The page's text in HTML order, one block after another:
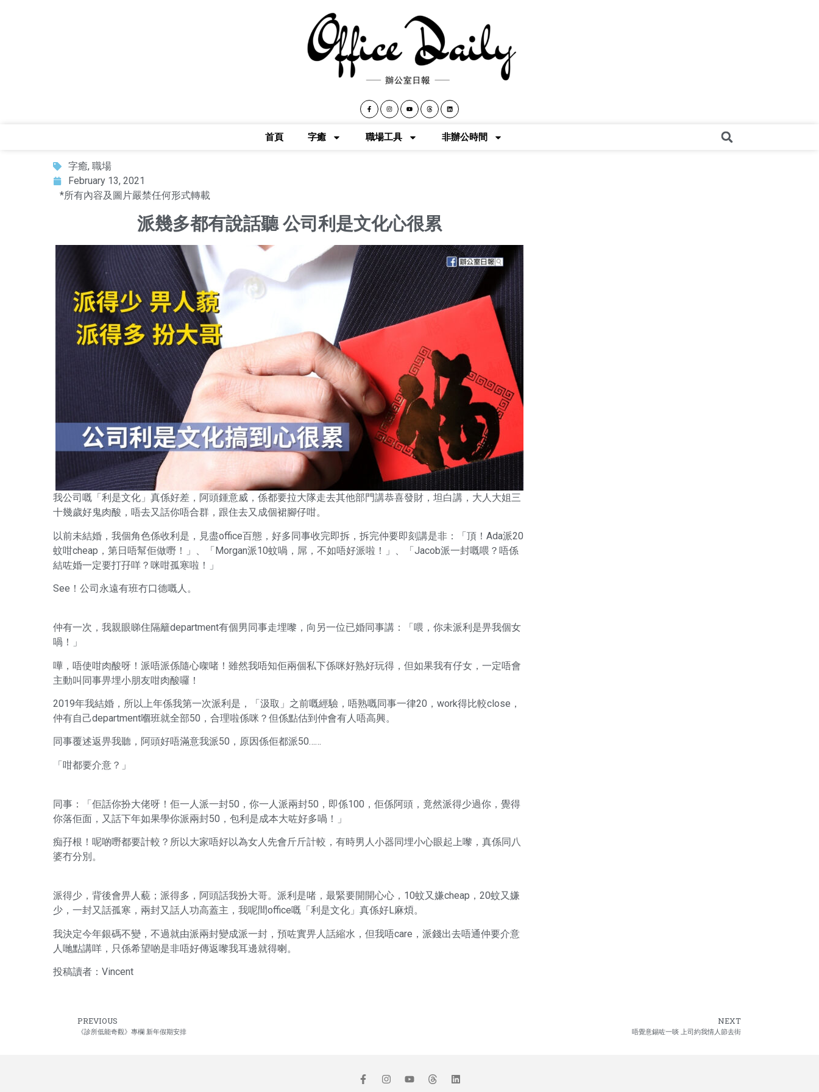
首頁 字癒 職場工具 非辦公時間
字癒, 職場
February 13, 2021
*所有內容及圖片嚴禁任何形式轉載
派幾多都有說話聽 公司利是文化心很累
我公司嘅「利是文化」真係好差，阿頭鍾意威，係都要拉大隊走去其他部門講恭喜發財，坦白講，大人大姐三
十幾歲好鬼肉酸，唔去又話你唔合群，跟住去又成個裙腳仔咁。
以前未結婚，我個角色係收利是，見盡office百態，好多同事收完即拆，拆完仲要即刻講是非：「頂！Ada派20
蚊咁cheap，第日唔幫佢做嘢！」、「Morgan派10蚊喎，屌，不如唔好派啦！」、「Jacob派一封嘅喂？唔係
結咗婚一定要打孖咩？咪咁孤寒啦！」
See！公司永遠有班冇口德嘅人。
仲有一次，我親眼睇住隔籬department有個男同事走埋嚟，向另一位已婚同事講：「喂，你未派利是畀我個女
喎！」
嘩，唔使咁肉酸呀！派唔派係隨心㗎啫！雖然我唔知佢兩個私下係咪好熟好玩得，但如果我有仔女，一定唔會
主動叫同事畀埋小朋友咁肉酸囉！
2019年我結婚，所以上年係我第一次派利是，「汲取」之前嘅經驗，唔熟嘅同事一律20，work得比較close，
仲有自己department嗰班就全部50，合理啦係咪？但係點估到仲會有人唔高興。
同事覆述返畀我聽，阿頭好唔滿意我派50，原因係佢都派50……
「咁都要介意？」
同事：「佢話你扮大佬呀！佢一人派一封50，你一人派兩封50，即係100，佢係阿頭，竟然派得少過你，覺得
你落佢面，又話下年如果學你派兩封50，包利是成本大咗好多喎！」
痴孖根！呢啲嘢都要計較？所以大家唔好以為女人先會斤斤計較，有時男人小器同埋小心眼起上嚟，真係同八
婆冇分別。
派得少，背後會畀人藐；派得多，阿頭話我扮大哥。派利是啫，最緊要開開心心，10蚊又嫌cheap，20蚊又嫌
少，一封又話孤寒，兩封又話人功高蓋主，我呢間office嘅「利是文化」真係好L麻煩。
我決定今年銀碼不變，不過就由派兩封變成派一封，預咗實畀人話縮水，但我唔care，派錢出去唔通仲要介意
人哋點講咩，只係希望啲是非唔好傳返嚟我耳邊就得喇。
投稿讀者：Vincent
PREVIOUS
《診所低能奇觀》專欄 新年假期安排
NEXT
唔覺意錫咗一啖 上司約我情人節去街